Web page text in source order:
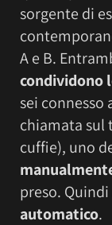
sorgente di
A e B.
condividono
sei connesso
chiamata sul
cuffie), uno
preso.
automatico.